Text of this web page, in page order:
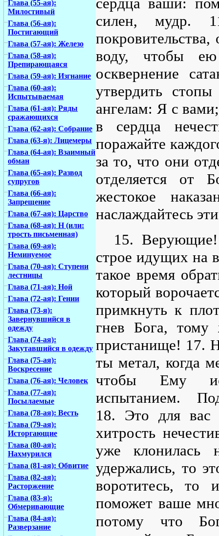
Глава (55-ая):
Милостивый
Глава (56-ая):
Постигающий
Глава (57-ая): Железо
Глава (58-ая):
Препирающаяся
Глава (59-ая): Изгнание
Глава (60-ая):
Испытываемая
Глава (61-ая): Ряды
сражающихся
Глава (62-ая): Собрание
Глава (63-я): Лицемеры
Глава (64-ая): Взаимный
обман
Глава (65-ая): Развод
супругов
Глава (66-ая):
Запрещение
Глава (67-ая): Царство
Глава (68-ая): Н (или:
трость письменная)
Глава (69-ая):
Неминуемое
Глава (70-ая): Ступени
лестницы
Глава (71-ая): Ной
Глава (72-ая): Гении
Глава (73-я):
Завернувшийся в
одежду
Глава (74-ая):
Закутавшийся в одежду
Глава (75-ая):
Воскресение
Глава (76-ая): Человек
Глава (77-ая):
Посылаемые
Глава (78-ая): Весть
Глава (79-ая):
Исторгающие
Глава (80-ая):
Нахмурился
Глава (81-ая): Обвитие
Глава (82-ая):
Расторжение
Глава (83-я):
Обмеривающие
Глава (84-ая):
Разверзание
силен, мудр.
воду, чтобы
осквернение
утвердить
ангелам: Я с
в сердца
поражайте
за то, что они
отделяется от
жестокое
наслаждайтесь
15. Верующие!
строе идущих на
такое время
который
примкнуть к
гнев Бога, тому
пристанище! 17.
ты метал, когда
чтобы Ему
испытанием.
18. Это для вас
хитрость
уже
удержались, то
воротитесь, то
поможет ваше
потому что